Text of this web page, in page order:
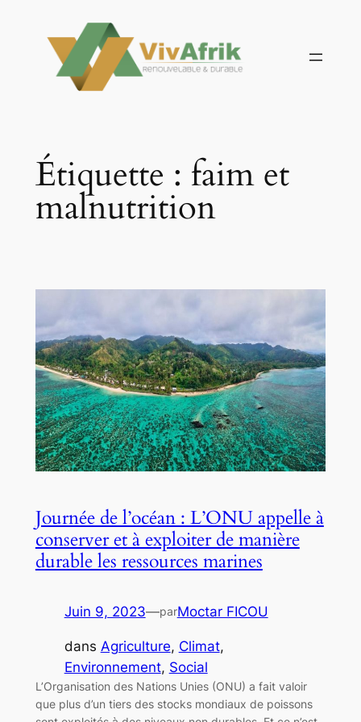
contenu
Étiquette : faim et
malnutrition
Journée de l’océan : L’ONU appelle à
conserver et à exploiter de manière
durable les ressources marines
Juin 9, 2023—parMoctar FICOU
dans Agriculture, Climat
Environnement, Social
L’Organisation des Nations Unies (ONU) a fait valoir
que plus d’un tiers des stocks mondiaux de poissons